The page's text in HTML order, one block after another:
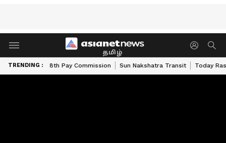
தமிழ்
TRENDING : 8th Pay Commission Sun Nakshatra Transit Today